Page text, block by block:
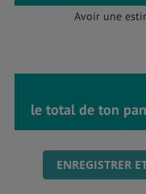
Avoir une
le total de ton
ENREGISTRER